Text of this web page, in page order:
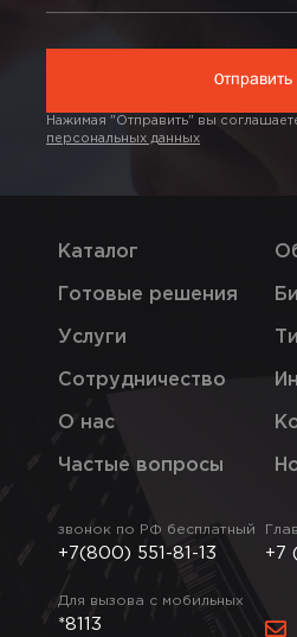
Нажимая "Отправить" вы
персональных данных
Каталог
Готовые решения
Услуги
Сотрудничество
О нас
Частые вопросы
звонок по РФ бесплатный
+7(800) 551-81-13 +7
Для вызова с мобильных
*8113